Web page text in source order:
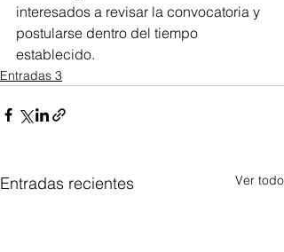
interesados a revisar la convocatoria y
postularse dentro del tiempo
establecido.
Entradas 3
Entradas recientes Ver todo